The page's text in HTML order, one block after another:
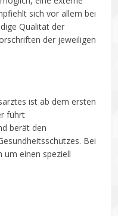
sich vor allem bei
Qualität der
der jeweiligen
ist ab dem ersten
führt
berät den
Bei
um einen speziell